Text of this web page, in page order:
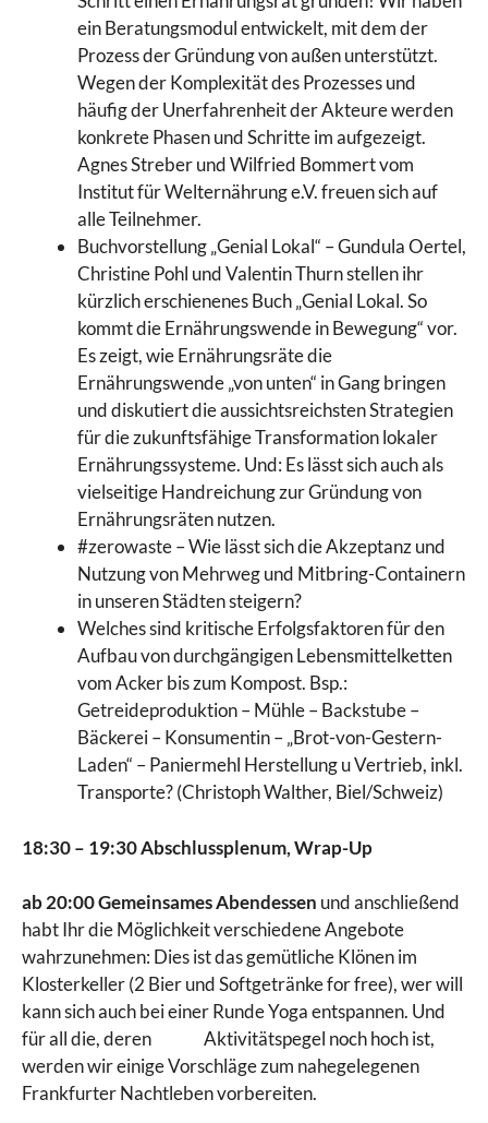
ein Beratungsmodul entwickelt, mit dem der
Prozess der Gründung von außen unterstützt.
Wegen der Komplexität des Prozesses und
häufig der Unerfahrenheit der Akteure werden
konkrete Phasen und Schritte im aufgezeigt.
Agnes Streber und Wilfried Bommert vom
Institut für Welternährung e.V. freuen sich auf
alle Teilnehmer.
Buchvorstellung „Genial Lokal“ – Gundula Oertel,
Christine Pohl und Valentin Thurn stellen ihr
kürzlich erschienenes Buch „Genial Lokal. So
kommt die Ernährungswende in Bewegung“ vor.
Es zeigt, wie Ernährungsräte die
Ernährungswende „von unten“ in Gang bringen
und diskutiert die aussichtsreichsten Strategien
für die zukunftsfähige Transformation lokaler
Ernährungssysteme. Und: Es lässt sich auch als
vielseitige Handreichung zur Gründung von
Ernährungsräten nutzen.
#zerowaste – Wie lässt sich die Akzeptanz und
Nutzung von Mehrweg und Mitbring-Containern
in unseren Städten steigern?
Welches sind kritische Erfolgsfaktoren für den
Aufbau von durchgängigen Lebensmittelketten
vom Acker bis zum Kompost. Bsp.:
Getreideproduktion – Mühle – Backstube –
Bäckerei – Konsumentin – „Brot-von-Gestern-
Laden“ – Paniermehl Herstellung u Vertrieb, inkl.
Transporte? (Christoph Walther, Biel/Schweiz)
18:30– 19:30Abschlussplenum, Wrap-Up
ab 20:00 Gemeinsames Abendessen und anschließend
habt Ihr die Möglichkeit verschiedene Angebote
wahrzunehmen: Dies ist das gemütliche Klönen im
Klosterkeller (2 Bier und Softgetränke for free), wer will
kann sich auch bei einer Runde Yoga entspannen. Und
für all die, deren Aktivitätspegel noch hoch ist,
werden wir einige Vorschläge zum nahegelegenen
Frankfurter Nachtleben vorbereiten.